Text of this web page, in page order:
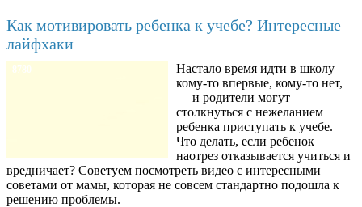
Как мотивировать ребенка к учебе? Интересные
лайфхаки
8780
Настало время идти в школу —
кому-то впервые, кому-то нет,
— и родители могут
столкнуться с нежеланием
ребенка приступать к учебе.
Что делать, если ребенок
наотрез отказывается учиться и
вредничает? Советуем посмотреть видео с интересными
советами от мамы, которая не совсем стандартно подошла к
решению проблемы.